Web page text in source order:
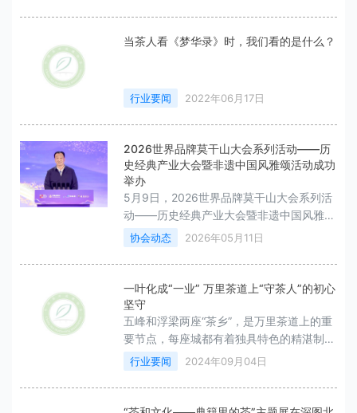
当茶人看《梦华录》时，我们看的是什么？
行业要闻 2022年06月17日
2026世界品牌莫干山大会系列活动——历
史经典产业大会暨非遗中国风雅颂活动成功
举办
5月9日，2026世界品牌莫干山大会系列活
动——历史经典产业大会暨非遗中国风雅颂
活动在浙江德清成功举办。
协会动态 2026年05月11日
一叶化成“一业” 万里茶道上“守茶人”的初心
坚守
五峰和浮梁两座“茶乡”，是万里茶道上的重
要节点，每座城都有着独具特色的精湛制茶
工艺以及浓厚的茶文化底蕴。
行业要闻 2024年09月04日